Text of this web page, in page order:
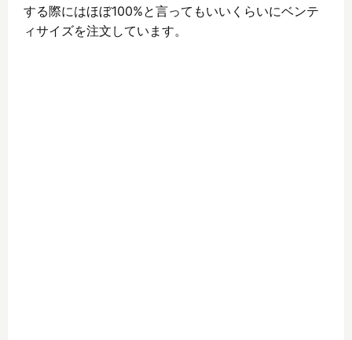
する際にはほぼ100%と言ってもいいくらいにベンテ
ィサイズを注文しています。